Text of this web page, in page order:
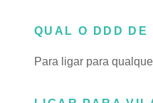
QUAL O DDD
Para ligar para